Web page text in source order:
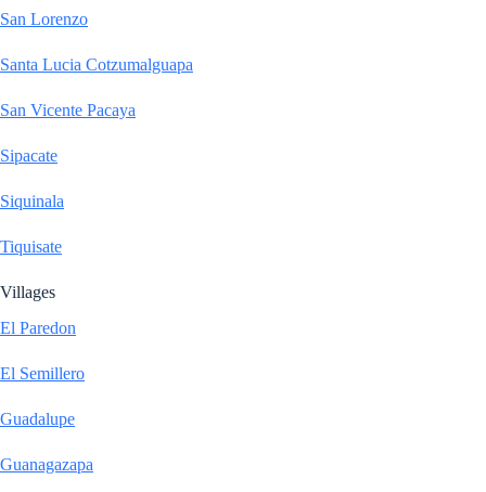
San Lorenzo
Santa Lucia Cotzumalguapa
San Vicente Pacaya
Sipacate
Siquinala
Tiquisate
Villages
El Paredon
El Semillero
Guadalupe
Guanagazapa